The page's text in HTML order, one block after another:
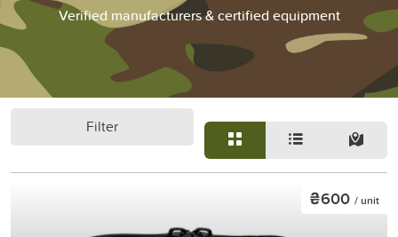
Verified manufacturers & certified equipment
Filter
₴600 / unit